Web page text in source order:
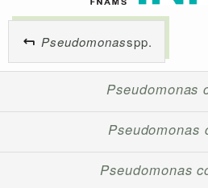
Pseudomonasspp.
Pseudomonas
Pseudomonas
Pseudomonas